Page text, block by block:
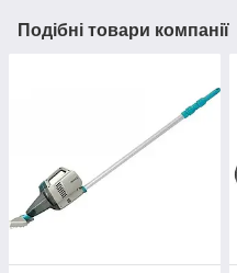
Подібні товари компанії